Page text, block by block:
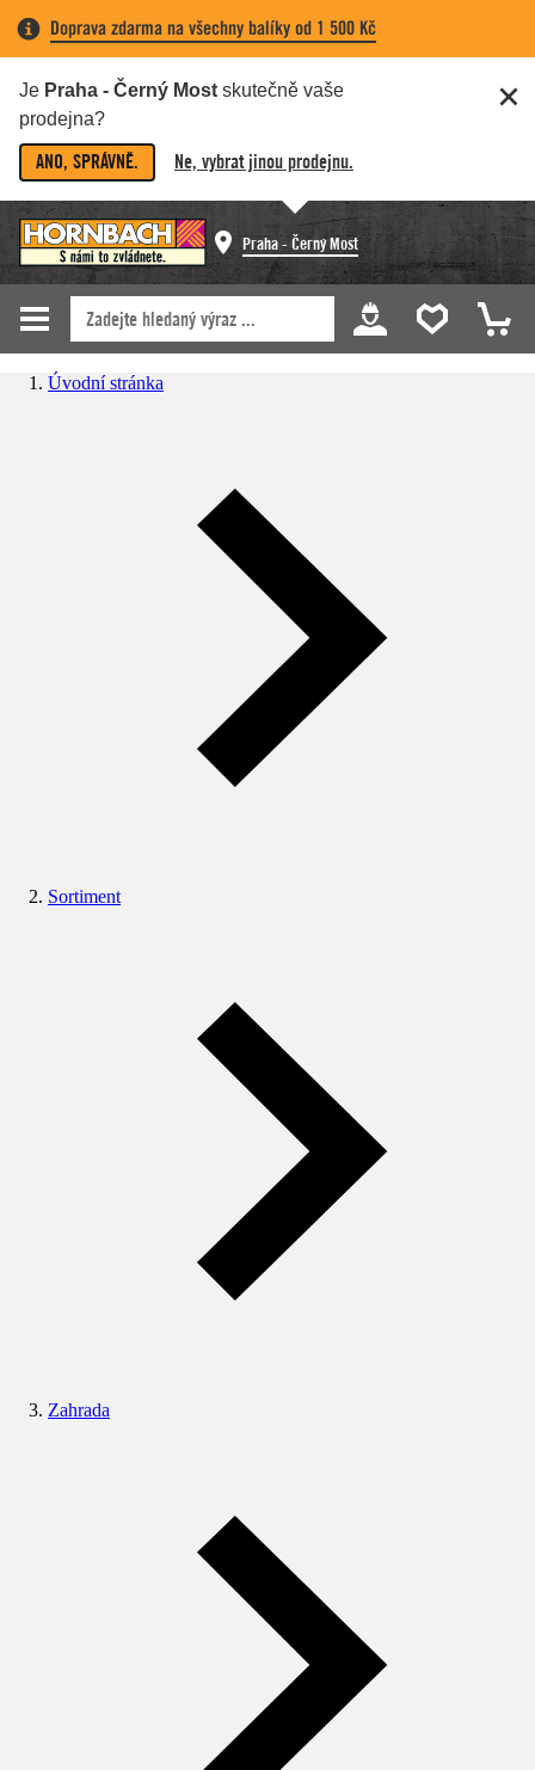
Doprava zdarma na všechny balíky od 1 500 Kč
Je Praha - Černý Most skutečně vaše
prodejna?
ANO, SPRÁVNĚ. Ne, vybrat jinou prodejnu.
Praha - Černý Most
Úvodní stránka
Sortiment
Zahrada